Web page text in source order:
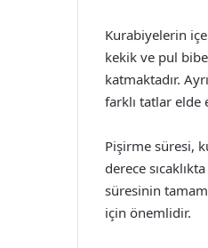
Kurabiyelerin
kekik ve pul
katmaktadır.
farklı tatlar
Pişirme süresi,
derece
süresinin
için önemlidir.